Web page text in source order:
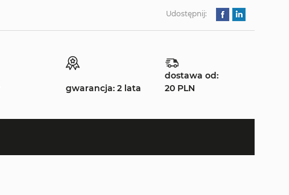
Udostępnij:
gwarancja: 2 lata
dostawa od:
20 PLN